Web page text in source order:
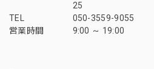
25
TEL
050-3559-9055
営業時間
9:00 ～ 19:00